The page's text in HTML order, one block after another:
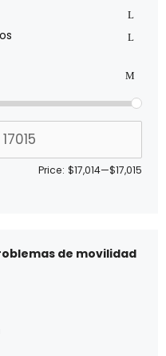
Price: $17,014—$17,015
de movilidad